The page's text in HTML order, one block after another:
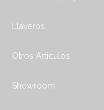
Llaveros
Otros Articulos
Showroom